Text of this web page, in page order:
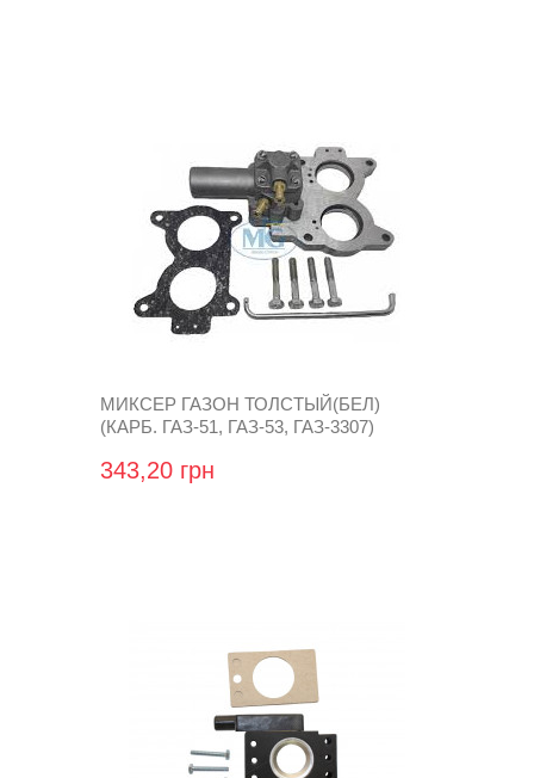
МИКСЕР ГАЗОН ТОЛСТЫЙ(БЕЛ)
(КАРБ. ГАЗ-51, ГАЗ-53, ГАЗ-3307)
343,20 грн